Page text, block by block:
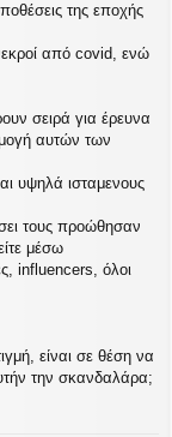
της εποχής
από covid, ενώ
σειρά για έρευνα
αυτών των
υψηλά ισταμενους
τους προώθησαν
μέσω
influencers, όλοι
είναι σε θέση να
την σκανδαλάρα;